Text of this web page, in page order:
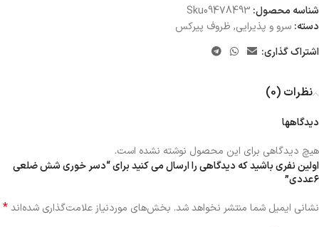
شناسه محصول: Sku09478493
دسته: سرو و پذیرایی, ظروف پیرکس
اشتراک گذاری:
نظرات (0)
دیدگاهها
هیچ دیدگاهی برای این محصول نوشته نشده است.
اولین نفری باشید که دیدگاهی را ارسال می کنید برای “دسر خوری شش ضلعی
۶عددی”
نشانی ایمیل شما منتشر نخواهد شد. بخش‌های موردنیاز علامت‌گذاری شده‌اند*